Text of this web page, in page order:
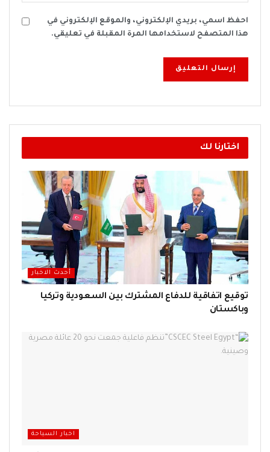
احفظ اسمي، بريدي الإلكتروني، والموقع الإلكتروني في
هذا المتصفح لاستخدامها المرة المقبلة في تعليقي.
اختارنا لك
أحدث الاخبار
توقيع اتفاقية للدفاع المشترك بين السعودية وتركيا
وباكستان
اخبار السياحة